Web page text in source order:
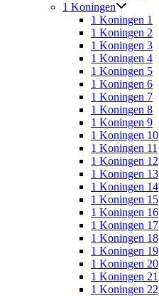
1 Koningen
1 Koningen 1
1 Koningen 2
1 Koningen 3
1 Koningen 4
1 Koningen 5
1 Koningen 6
1 Koningen 7
1 Koningen 8
1 Koningen 9
1 Koningen 10
1 Koningen 11
1 Koningen 12
1 Koningen 13
1 Koningen 14
1 Koningen 15
1 Koningen 16
1 Koningen 17
1 Koningen 18
1 Koningen 19
1 Koningen 20
1 Koningen 21
1 Koningen 22